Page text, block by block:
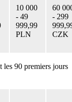
10 000
- 49
999,99
PLN
60
- 299
CZK
les 90 premiers jours